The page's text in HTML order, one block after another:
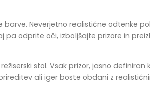
Neverjetno realistične odtenke
odprite oči, izboljšajte prizore in
stol. Vsak prizor, jasno
ali iger boste obdani z